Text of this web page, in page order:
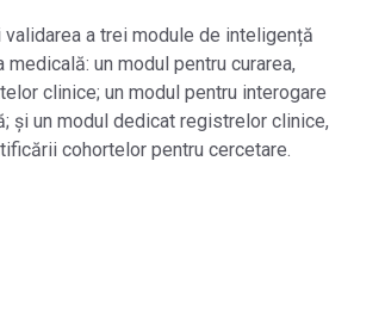
a trei module de inteligență
un modul pentru curarea,
clinice; un modul pentru interogare
și un modul dedicat registrelor clinice,
cohortelor pentru cercetare.